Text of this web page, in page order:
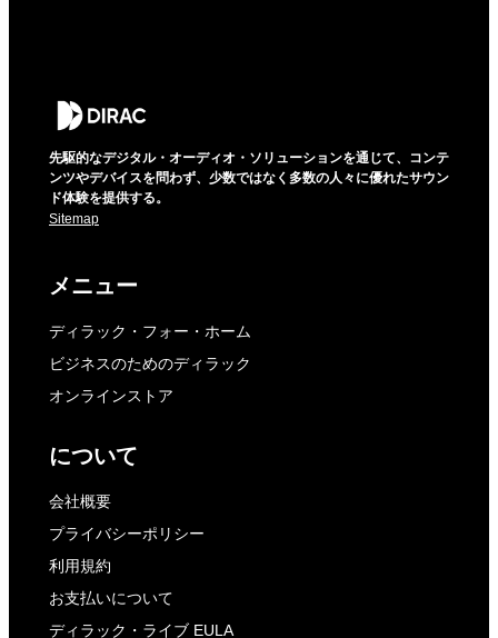
先駆的なデジタル・オーディオ・ソリューションを通じて、コンテ
ンツやデバイスを問わず、少数ではなく多数の人々に優れたサウン
ド体験を提供する。
Sitemap
メニュー
ディラック・フォー・ホーム
ビジネスのためのディラック
オンラインストア
について
会社概要
プライバシーポリシー
利用規約
お支払いについて
ディラック・ライブ EULA